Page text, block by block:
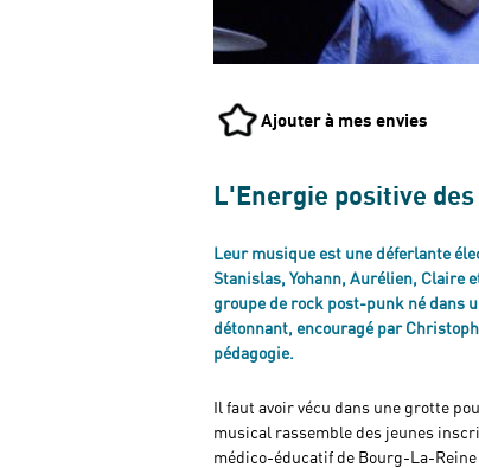
Ajouter à mes envies
L'Energie positive
Leur musique est une déferlante
Stanislas, Yohann, Aurélien, Claire
groupe de rock post-punk né dans
détonnant, encouragé par
pédagogie.
Il faut avoir vécu dans une grotte
musical rassemble des jeunes
médico-éducatif de Bourg-La-